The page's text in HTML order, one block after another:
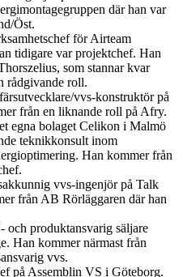
där han var
Öst.
för Airteam
tidigare var projektchef. Han
som stannar kvar
rådgivande roll.
vvs-konstruktör på
från en liknande roll på Afry.
egna bolaget Celikon i Malmö
teknikkonsult inom
Han kommer från
vvs-ingenjör på Talk
från AB Rörläggaren där han
och produktansvarig säljare
Han kommer närmast från
vvs.
på Assemblin VS i Göteborg.